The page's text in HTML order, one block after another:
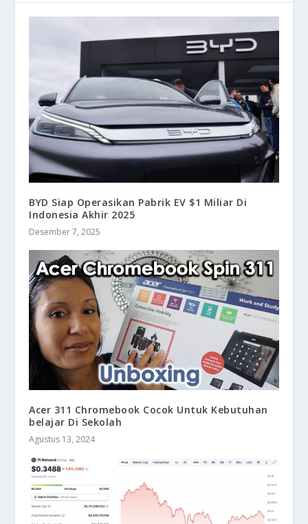
BYD Siap Operasikan Pabrik EV $1 Miliar Di
Indonesia Akhir 2025
Desember 7, 2025
Acer 311 Chromebook Cocok Untuk Kebutuhan
belajar Di Sekolah
Agustus 13, 2024